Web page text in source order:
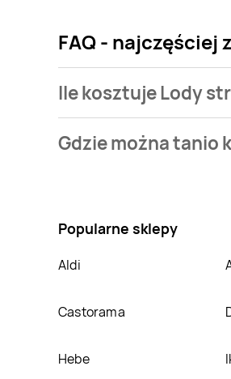
FAQ - najczęściej
Ile kosztuje Lody
strawberry cheesecake Ben
Gdzie można tanio
Popularne sklepy
Aldi
Castorama
Hebe